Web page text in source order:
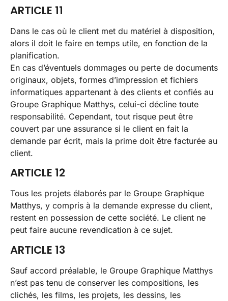
ARTICLE 11
Dans le cas où le client met du matériel à disposition,
alors il doit le faire en temps utile, en fonction de la
planification.
En cas d’éventuels dommages ou perte de documents
originaux, objets, formes d’impression et fichiers
informatiques appartenant à des clients et confiés au
Groupe Graphique Matthys, celui-ci décline toute
responsabilité. Cependant, tout risque peut être
couvert par une assurance si le client en fait la
demande par écrit, mais la prime doit être facturée au
client.
ARTICLE 12
Tous les projets élaborés par le Groupe Graphique
Matthys, y compris à la demande expresse du client,
restent en possession de cette société. Le client ne
peut faire aucune revendication à ce sujet.
ARTICLE 13
Sauf accord préalable, le Groupe Graphique Matthys
n’est pas tenu de conserver les compositions, les
clichés, les films, les projets, les dessins, les